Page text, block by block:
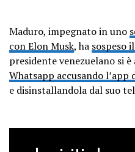
Maduro, impegnato in uno
con Elon Musk, ha sospeso
presidente venezuelano si
Whatsapp accusando
e disinstallandola dal suo